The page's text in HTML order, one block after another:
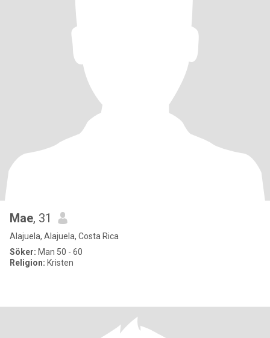
Mae, 31
Alajuela, Alajuela, Costa Rica
Söker: Man 50 - 60
Religion: Kristen